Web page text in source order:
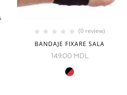
(0 review)
BANDAJE FIXARE SALA
149.00 MDL